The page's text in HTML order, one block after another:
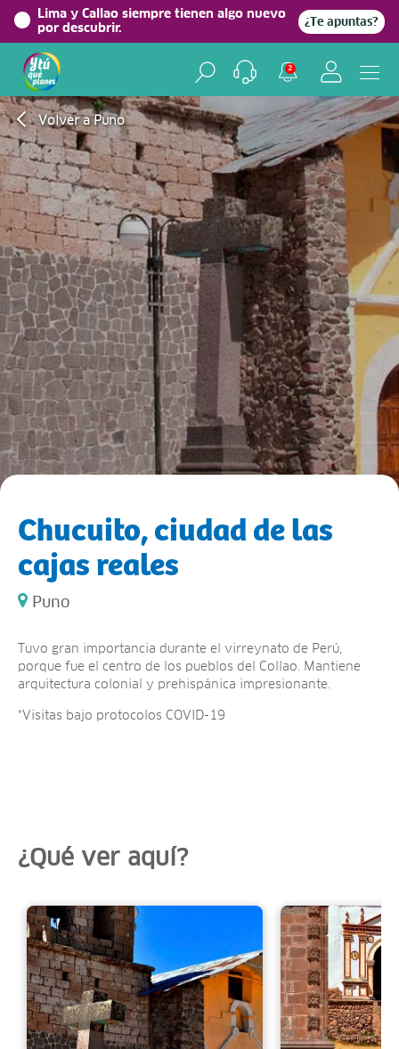
Lima y Callao siempre tienen algo nuevo
por descubrir.
¿Te apuntas?
2
Volver a Puno
Chucuito, ciudad de las
cajas reales
Puno
Tuvo gran importancia durante el virreynato de Perú,
porque fue el centro de los pueblos del Collao. Mantiene
arquitectura colonial y prehispánica impresionante.
*Visitas bajo protocolos COVID-19
¿Qué ver aquí?